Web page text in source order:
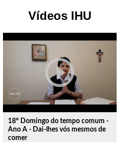
Vídeos IHU
play_circle_outline
18º Domingo do tempo comum -
Ano A - Dai-lhes vós mesmos de
comer